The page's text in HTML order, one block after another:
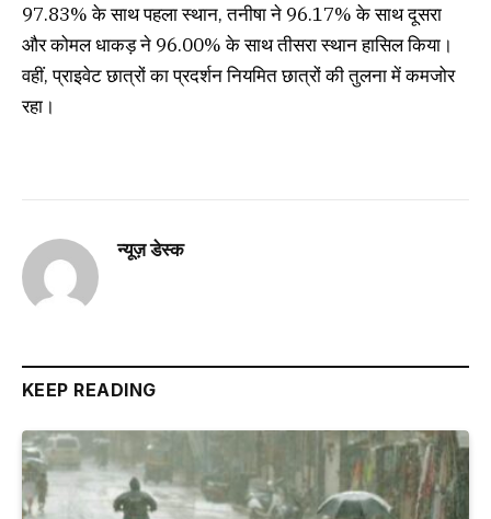
97.83% के साथ पहला स्थान, तनीषा ने 96.17% के साथ दूसरा
और कोमल धाकड़ ने 96.00% के साथ तीसरा स्थान हासिल किया।
वहीं, प्राइवेट छात्रों का प्रदर्शन नियमित छात्रों की तुलना में कमजोर
रहा।
न्यूज़ डेस्क
KEEP READING